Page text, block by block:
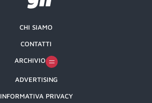
CHI SIAMO
CONTATTI
ARCHIVIO
ADVERTISING
INFORMATIVA PRIVACY